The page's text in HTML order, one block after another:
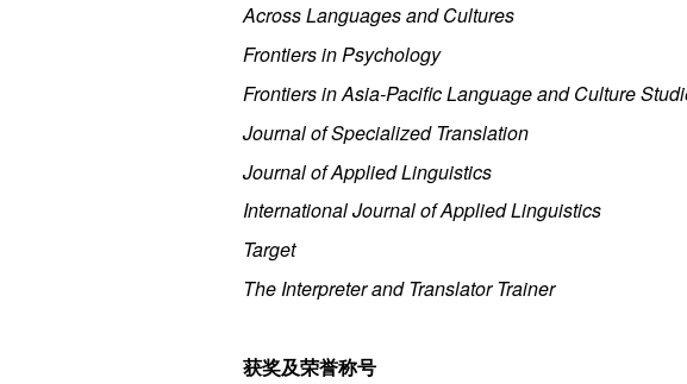
Across Languages and Cultures
Frontiers in Psychology
Frontiers in Asia-Pacific Language and Culture
Journal of Specialized Translation
Journal of Applied Linguistics
International Journal of Applied Linguistics
Target
The Interpreter and Translator Trainer
获奖及荣誉称号